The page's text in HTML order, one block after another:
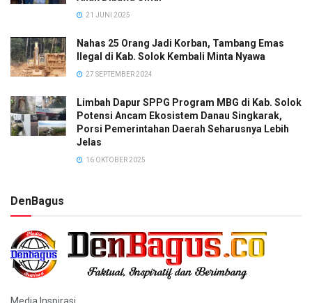
21 JUNI 2025
Nahas 25 Orang Jadi Korban, Tambang Emas
Ilegal di Kab. Solok Kembali Minta Nyawa
27 SEPTEMBER 2024
Limbah Dapur SPPG Program MBG di Kab. Solok
Potensi Ancam Ekosistem Danau Singkarak,
Porsi Pemerintahan Daerah Seharusnya Lebih
Jelas
16 OKTOBER 2025
DenBagus
Media Inspirasi